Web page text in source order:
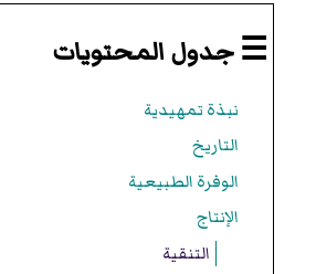
☰ جدول المحتويات
نبذة تمهيدية
التاريخ
الوفرة الطبيعية
الإنتاج
التنقية